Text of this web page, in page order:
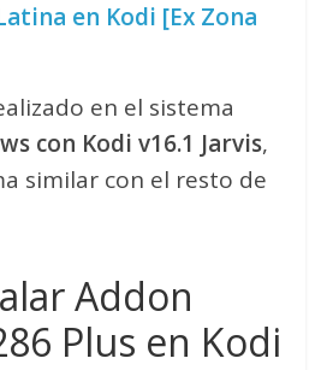
en Kodi [Ex Zona
en el sistema
con Kodi v16.1 Jarvis,
similar con el resto de
Addon
Plus en Kodi